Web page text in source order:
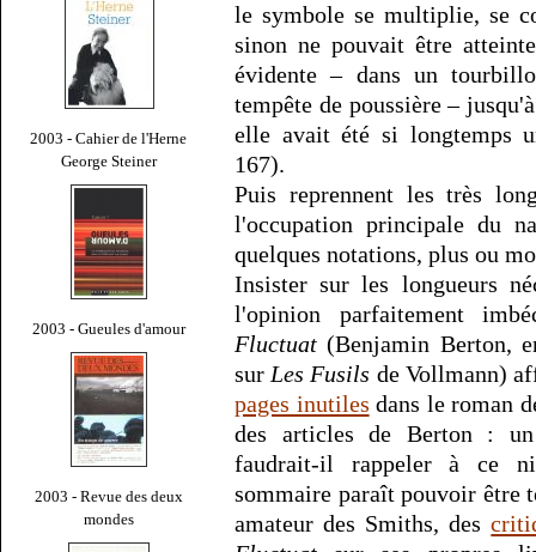
2003 - Cahier de l'Herne
George Steiner
2003 - Gueules d'amour
2003 - Revue des deux
mondes
le symbole se multiplie, se
sinon ne pouvait être
évidente – dans un
tempête de poussière –
elle avait été si longtemps
167).
Puis reprennent les très
l'occupation principale du
quelques notations, plus ou
Insister sur les longueurs
l'opinion parfaitement
Fluctuat (Benjamin Berton,
sur Les Fusils de Vollmann)
pages inutiles dans le roman
des articles de Berton :
faudrait-il rappeler à ce
sommaire paraît pouvoir être
amateur des Smiths, des